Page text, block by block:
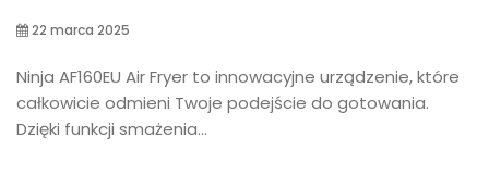
22 marca 2025
Ninja AF160EU Air Fryer to innowacyjne urządzenie, które
całkowicie odmieni Twoje podejście do gotowania.
Dzięki funkcji smażenia...